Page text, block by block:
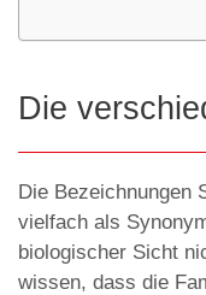
Die
Die Bezeichnungen
vielfach als
biologischer Sicht
wissen, dass die